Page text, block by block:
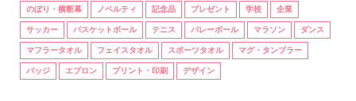
のぼり・横断幕 ノベルティ 記念品 プレゼント 学校 企業
サッカー バスケットボール テニス バレーボール マラソン ダンス
マフラータオル フェイスタオル スポーツタオル マグ・タンブラー
バッジ エプロン プリント・印刷 デザイン